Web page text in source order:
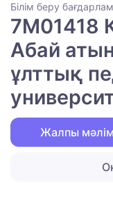
Білім беру
7M01418
Абай
ұлттық
Жалпы